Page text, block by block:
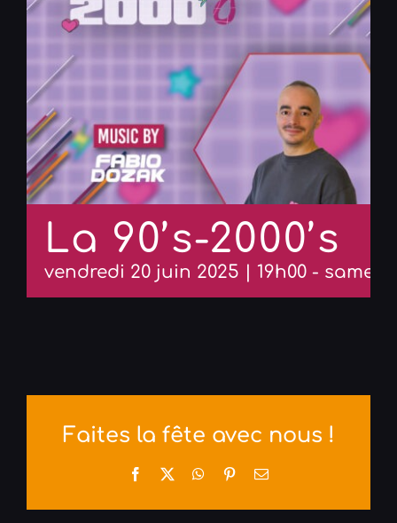
La 90’s-2000’s
vendredi 20 juin 2025 | 19h00 - samedi
Faites la fête avec nous !
Facebook WhatsApp
PinterestEmail